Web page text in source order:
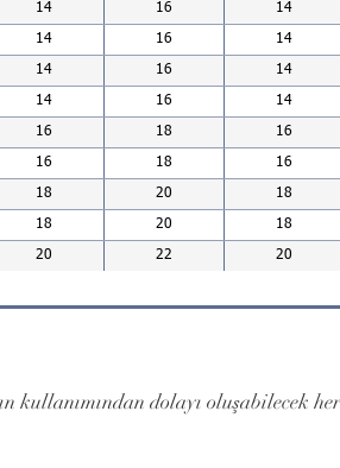
14 16 14
14 16 14
14 16 14
14 16 14
16 18 16
16 18 16
18 20 18
18 20 18
20 22 20
kullanımından dolayı oluşabilecek